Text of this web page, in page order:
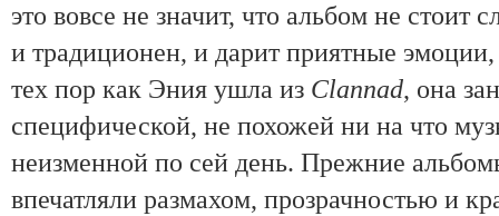
это вовсе не значит, что альбом не стоит
и традиционен, и дарит приятные
тех пор как Эния ушла из Clannad, она
специфической, не похожей ни на что
неизменной по сей день. Прежние
впечатляли размахом, прозрачностью и